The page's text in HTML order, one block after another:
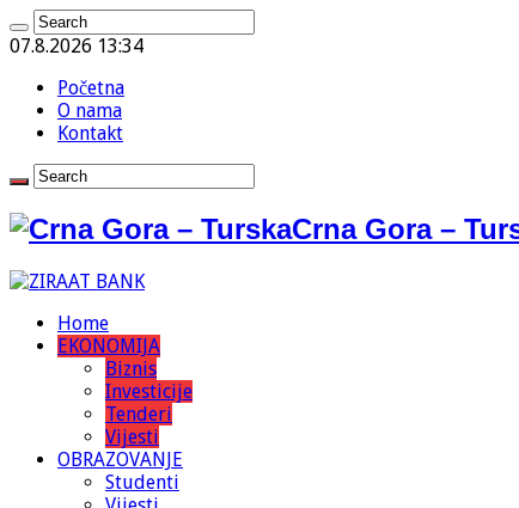
07.8.2026 13:34
Početna
O nama
Kontakt
Crna Gora –
Home
EKONOMIJA
Biznis
Investicije
Tenderi
Vijesti
OBRAZOVANJE
Studenti